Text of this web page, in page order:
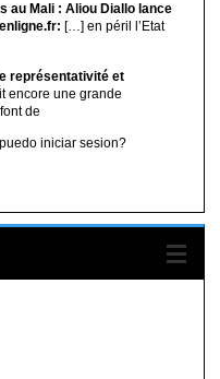
au Mali : Aliou Diallo lance
[…] en péril l’Etat
représentativité et
encore une grande
de
iniciar sesion?